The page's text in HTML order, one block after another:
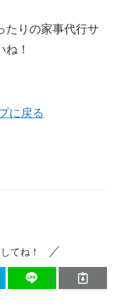
たりの家事代行サ
！
に戻る
てね！